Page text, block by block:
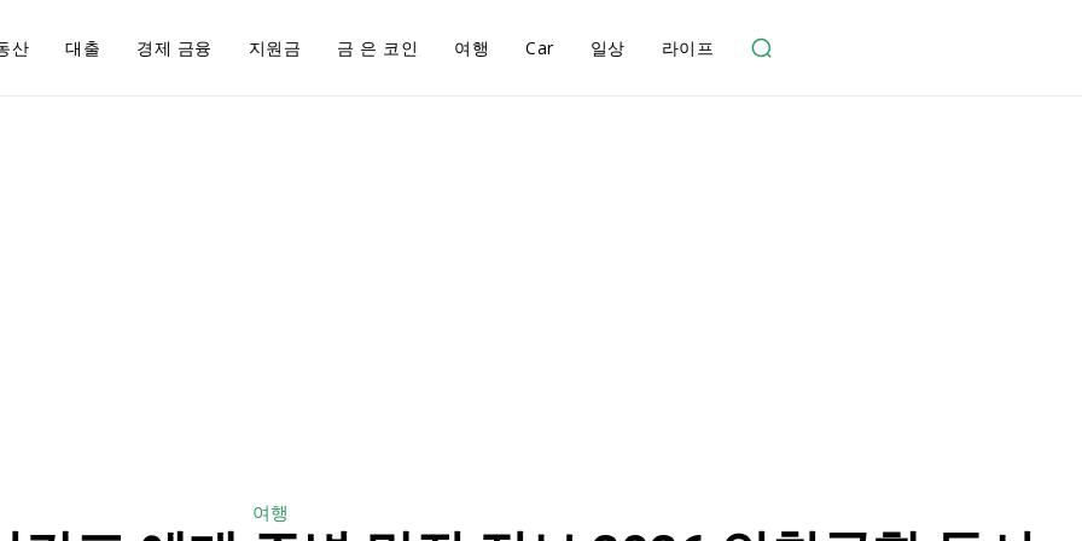
산 대출 경제 금융 지원금 금 은 코인 여행 Car 일상 라이프
여행